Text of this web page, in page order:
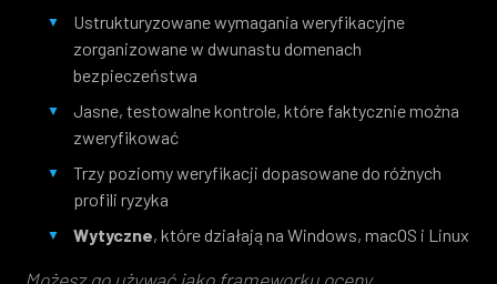
Ustrukturyzowane wymagania weryfikacyjne
zorganizowane w dwunastu domenach
bezpieczeństwa
Jasne, testowalne kontrole, które faktycznie można
zweryfikować
Trzy poziomy weryfikacji dopasowane do różnych
profili ryzyka
Wytyczne, które działają na Windows, macOS i Linux